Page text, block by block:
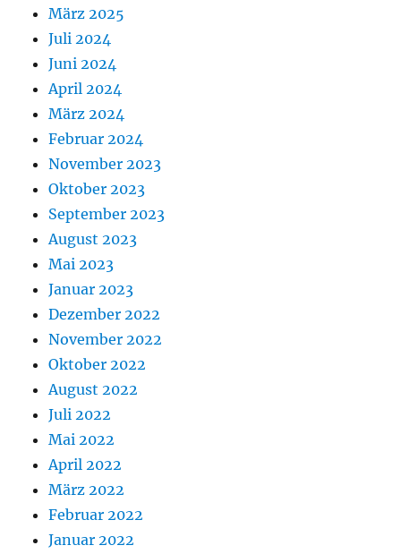
März 2025
Juli 2024
Juni 2024
April 2024
März 2024
Februar 2024
November 2023
Oktober 2023
September 2023
August 2023
Mai 2023
Januar 2023
Dezember 2022
November 2022
Oktober 2022
August 2022
Juli 2022
Mai 2022
April 2022
März 2022
Februar 2022
Januar 2022